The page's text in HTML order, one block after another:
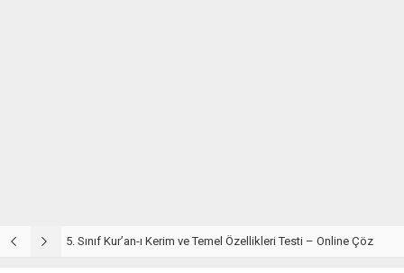
5. Sınıf Kur’an-ı Kerim ve Temel Özellikleri Testi – Online Çöz